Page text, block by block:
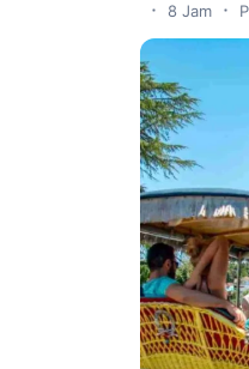
8 Jam